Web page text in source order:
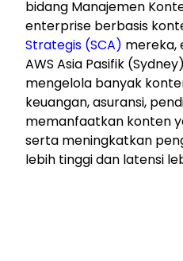
bidang Manajemen
enterprise berbasis
Strategis (SCA) mereka,
AWS Asia Pasifik
mengelola banyak
keuangan, asuransi,
memanfaatkan konten
serta meningkatkan
lebih tinggi dan latensi